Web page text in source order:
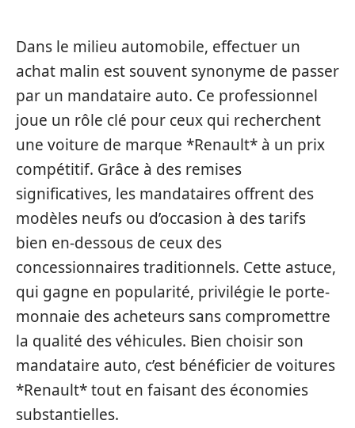
Dans le milieu automobile, effectuer un
achat malin est souvent synonyme de passer
par un mandataire auto. Ce professionnel
joue un rôle clé pour ceux qui recherchent
une voiture de marque *Renault* à un prix
compétitif. Grâce à des remises
significatives, les mandataires offrent des
modèles neufs ou d’occasion à des tarifs
bien en-dessous de ceux des
concessionnaires traditionnels. Cette astuce,
qui gagne en popularité, privilégie le porte-
monnaie des acheteurs sans compromettre
la qualité des véhicules. Bien choisir son
mandataire auto, c’est bénéficier de voitures
*Renault* tout en faisant des économies
substantielles.